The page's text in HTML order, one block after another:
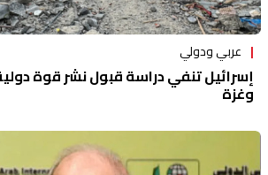
عربي ودولي
إسرائيل تنفي دراسة قبول نشر قوة
وغزة